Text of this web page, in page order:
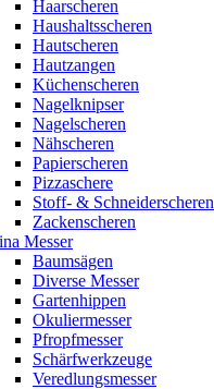
Haarscheren
Haushaltsscheren
Hautscheren
Hautzangen
Küchenscheren
Nagelknipser
Nagelscheren
Nähscheren
Papierscheren
Pizzaschere
Stoff- & Schneiderscheren
Zackenscheren
Messer
Baumsägen
Diverse Messer
Gartenhippen
Okuliermesser
Pfropfmesser
Schärfwerkzeuge
Veredlungsmesser